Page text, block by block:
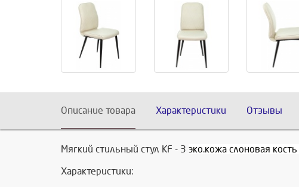
Описание товара Характеристики Отзывы
Мягкий стильный стул KF - 3 эко.кожа слоновая кость
Характеристики: